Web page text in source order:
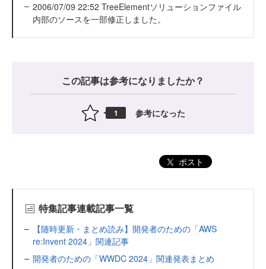
2006/07/09 22:52 TreeElementソリューションファイル
内部のソースを一部修正しました。
この記事は参考になりましたか？
1 参考になった
ポスト
特集記事連載記事一覧
【随時更新・まとめ読み】開発者のための「AWS
re:Invent 2024」関連記事
開発者のための「WWDC 2024」関連発表まとめ